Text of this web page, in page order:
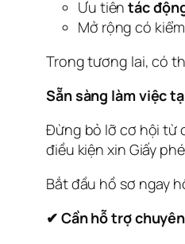
Ưu tiêntác
Mở rộng có
Trong tương lai, có
Sẵn sàng làm việc
Đừng bỏ lỡ cơ hội từ
điều kiện xin Giấy
Bắt đầu hồ sơ ngay
✔ Cần hỗ trợ